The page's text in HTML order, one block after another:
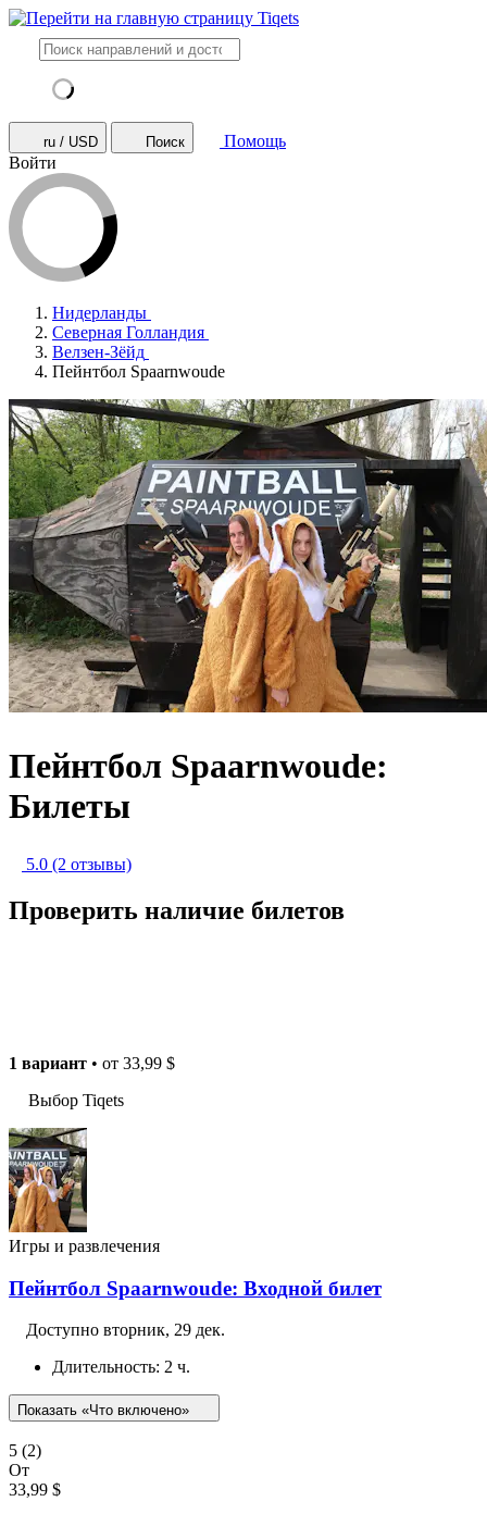
ru / USD Поиск
Помощь
Войти
Нидерланды
Северная Голландия
Велзен-Зёйд
Пейнтбол Spaarnwoude
Пейнтбол Spaarnwoude:
Билеты
5.0 (2 отзывы)
Проверить наличие билетов
1 вариант • от 33,99 $
Выбор Tiqets
Игры и развлечения
Пейнтбол Spaarnwoude: Входной билет
Доступно вторник, 29 дек.
Длительность: 2 ч.
Показать «Что включено»
5 (2)
От
33,99 $